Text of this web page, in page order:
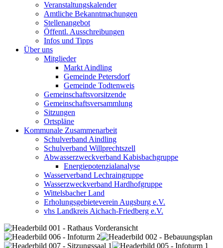
Veranstaltungskalender
Amtliche Bekanntmachungen
Stellenangebot
Öffentl. Ausschreibungen
Infos und Tipps
Über uns
Mitglieder
Markt Aindling
Gemeinde Petersdorf
Gemeinde Todtenweis
Gemeinschaftsvorsitzende
Gemeinschaftsversammlung
Sitzungen
Ortspläne
Kommunale Zusammenarbeit
Schulverband Aindling
Schulverband Willprechtszell
Abwasserzweckverband Kabisbachgruppe
Energiepotenzialanalyse
Wasserverband Lechraingruppe
Wasserzweckverband Hardhofgruppe
Wittelsbacher Land
Erholungsgebieteverein Augsburg e.V.
vhs Landkreis Aichach-Friedberg e.V.